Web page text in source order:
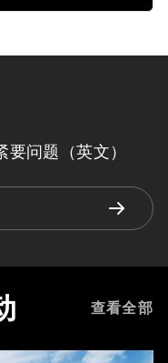
问题（英文）
查看全部